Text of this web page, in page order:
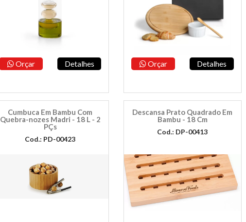
Orçar Detalhes Orçar Detalhes
Cumbuca Em Bambu Com
Quebra-nozes Madri - 18 L - 2
PÇs
Cod.: PD-00423
Descansa Prato Quadrado Em
Bambu - 18 Cm
Cod.: DP-00413